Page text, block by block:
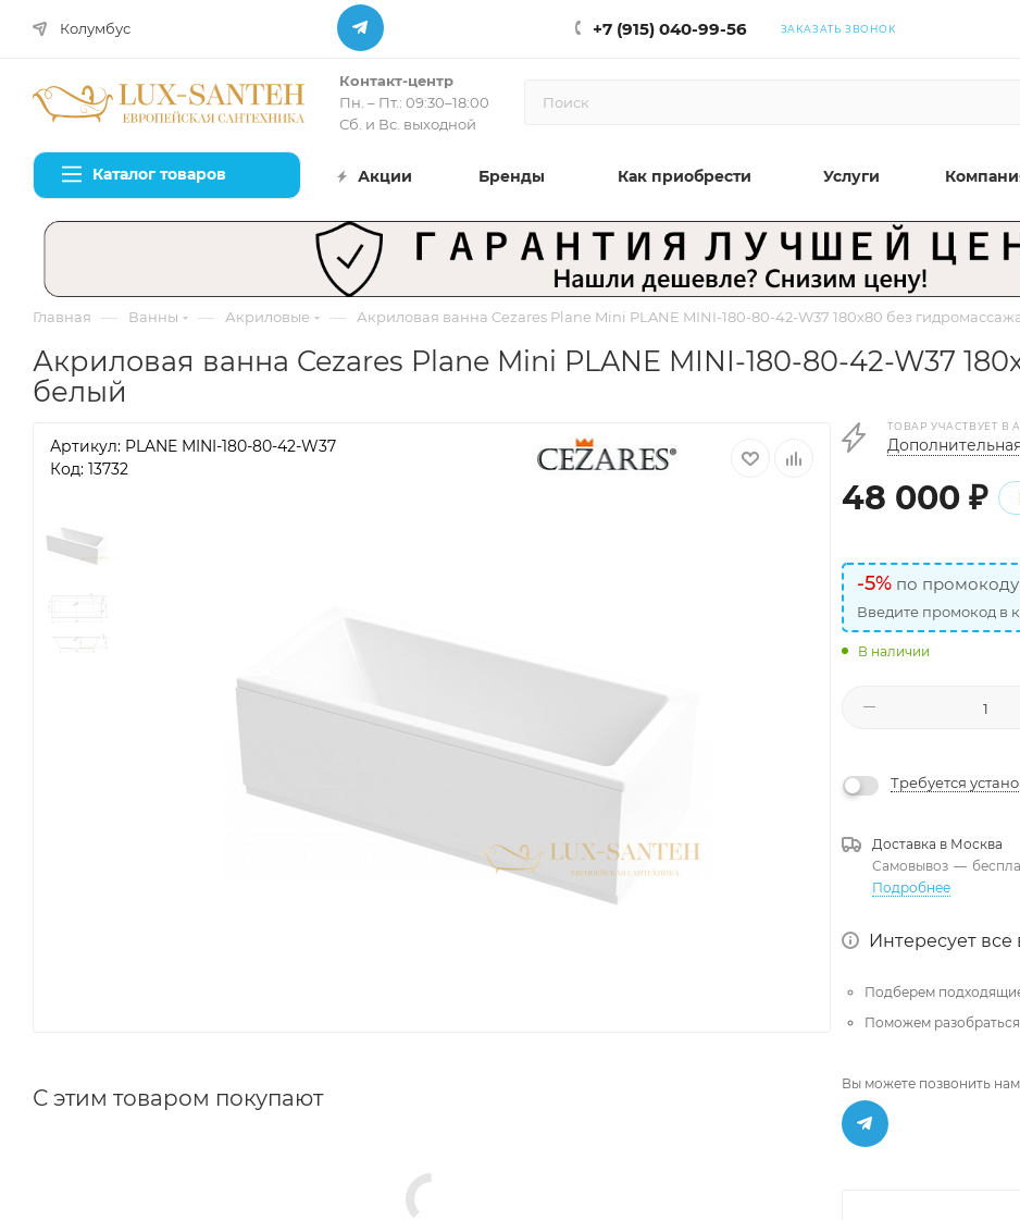
Колумбус +7 (915) 040-99-56 ЗАКАЗАТЬ ЗВОНОК
Контакт-центр
Пн. – Пт.: 09:30–18:00
Сб. и Вс. выходной
Каталог товаров Акции Бренды Как приобрести Услуги
Главная — Ванны — Акриловые — Акриловая ванна Cezares Plane Mini PLANE MINI-180-80-42-W37 180x80 без
Акриловая ванна Cezares Plane Mini PLANE MINI-180-80-42-W37
белый
Артикул: PLANE MINI-180-80-42-W37
Код: 13732
С этим товаром покупают
ТОВАР УЧАСТВУЕТ В
48 000 ₽
-5% по промокоду
Введите промокод в
В наличии
Требуется
Доставка в Москва
Самовывоз —
Подробнее
Интересует
Подберем
Поможем
Вы можете позвонить